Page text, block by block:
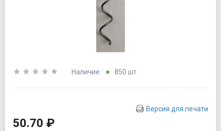
Наличие: 850 шт
Версия для печати
50.70 ₽